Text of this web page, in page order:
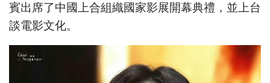
賓出席了中國上合組織國家影展開幕典禮，並上台
談電影文化。